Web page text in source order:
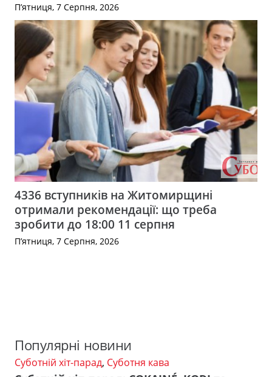
П’ятниця, 7 Серпня, 2026
4336 вступників на Житомирщині
отримали рекомендації: що треба
зробити до 18:00 11 серпня
П’ятниця, 7 Серпня, 2026
Популярні новини
Суботній хіт-парад, Суботня кава